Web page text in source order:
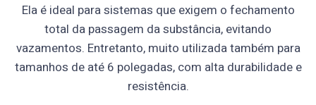
Ela é ideal para sistemas que exigem o fechamento
total da passagem da substância, evitando
vazamentos. Entretanto, muito utilizada também para
tamanhos de até 6 polegadas, com alta durabilidade e
resistência.